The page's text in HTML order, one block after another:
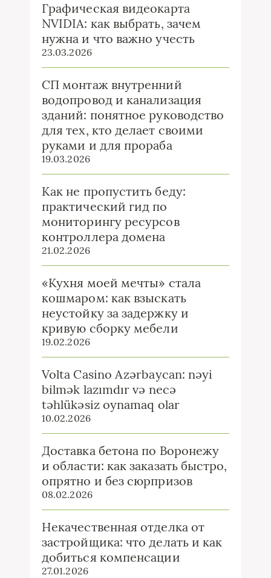
Графическая видеокарта
NVIDIA: как выбрать, зачем
нужна и что важно учесть
23.03.2026
СП монтаж внутренний
водопровод и канализация
зданий: понятное руководство
для тех, кто делает своими
руками и для прораба
19.03.2026
Как не пропустить беду:
практический гид по
мониторингу ресурсов
контроллера домена
21.02.2026
«Кухня моей мечты» стала
кошмаром: как взыскать
неустойку за задержку и
кривую сборку мебели
19.02.2026
Volta Casino Azərbaycan: nəyi
bilmək lazımdır və necə
təhlükəsiz oynamaq olar
10.02.2026
Доставка бетона по Воронежу
и области: как заказать быстро,
опрятно и без сюрпризов
08.02.2026
Некачественная отделка от
застройщика: что делать и как
добиться компенсации
27.01.2026